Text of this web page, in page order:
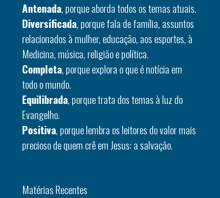
Antenada, porque aborda todos os temas atuais.
Diversificada, porque fala de família, assuntos
relacionados à mulher, educação, aos esportes, à
Medicina, música, religião e política.
Completa, porque explora o que é notícia em
todo o mundo.
Equilibrada, porque trata dos temas à luz do
Evangelho.
Positiva, porque lembra os leitores do valor mais
precioso de quem crê em Jesus: a salvação.
Matérias Recentes